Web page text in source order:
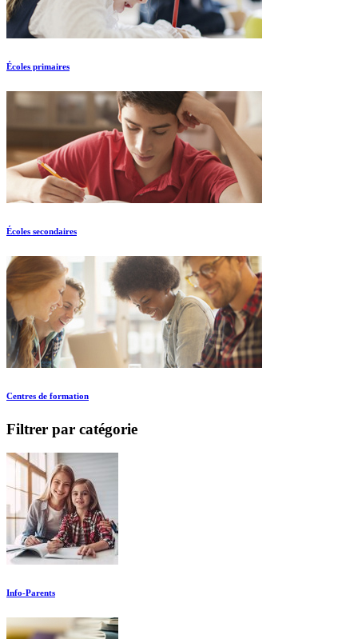
Écoles primaires
Écoles secondaires
Centres de formation
Filtrer par catégorie
Info-Parents